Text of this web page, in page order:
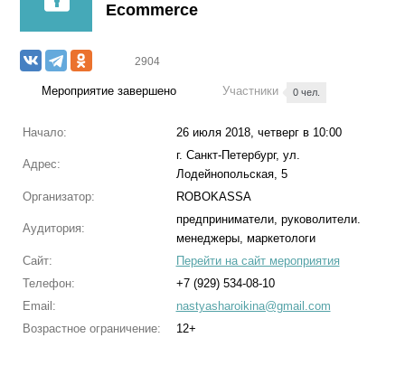
Ecommerce
2904
Мероприятие завершено Участники 0 чел.
Начало: 26 июля 2018, четверг в 10:00
Адрес:
г. Санкт-Петербург, ул.
Лодейнопольская, 5
Организатор:
ROBOKASSA
Аудитория:
предприниматели, руковолители.
менеджеры, маркетологи
Сайт:
Перейти на сайт мероприятия
Телефон:
+7 (929) 534-08-10
Email:
nastyasharoikina@gmail.com
Возрастное ограничение:
12+